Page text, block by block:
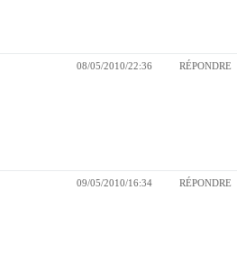
08/05/2010/22:36 RÉPONDRE
09/05/2010/16:34 RÉPONDRE